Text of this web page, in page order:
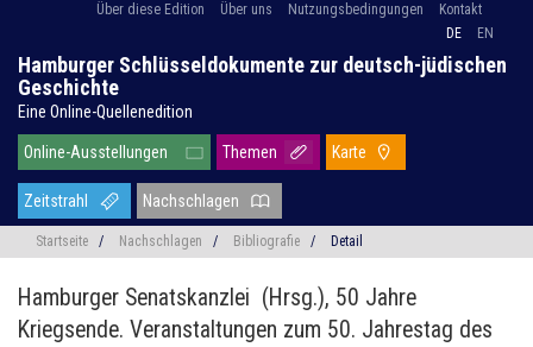
Über diese Edition Über uns Nutzungsbedingungen
Kontakt
DE
EN
Hamburger Schlüsseldokumente zur deutsch-jüdischen
Geschichte
Eine Online-Quellenedition
Online-Ausstellungen Themen Karte
Zeitstrahl Nachschlagen
Startseite / Nachschlagen / Bibliografie / Detail
Hamburger Senatskanzlei (Hrsg.), 50 Jahre
Kriegsende. Veranstaltungen zum 50. Jahrestag des